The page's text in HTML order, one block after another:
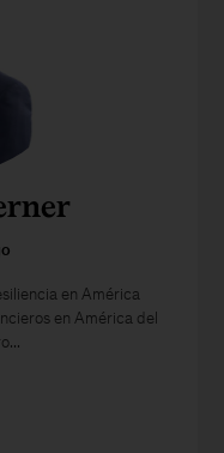
en América
en América del